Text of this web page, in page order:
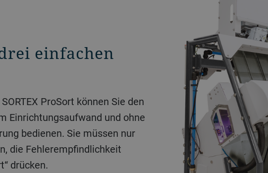
einfachen
ProSort können Sie den
Einrichtungsaufwand und ohne
bedienen. Sie müssen nur
die Fehlerempfindlichkeit
drücken.